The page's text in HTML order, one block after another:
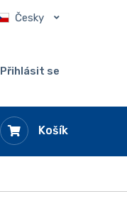
Česky
Přihlásit se
Košík